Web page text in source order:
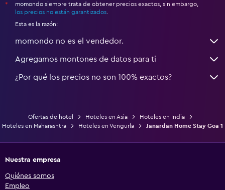
*
momondo siempre trata de obtener precios exactos, sin embargo,
los precios no están garantizados
Esta es la razón:
momondo no es el vendedor.
Agregamos montones de datos para ti
¿Por qué los precios no son 100% exactos?
Ofertas de hotel Hoteles en Asia
Hoteles en India
Hoteles en Maharashtra
Hoteles en Vengurla Janardan Home Stay Goa 1
Nuestra empresa
Quiénes somos
Empleo